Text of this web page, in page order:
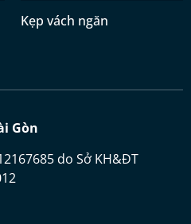
Kẹp vách ngăn
Gòn
do Sở KH&ĐT